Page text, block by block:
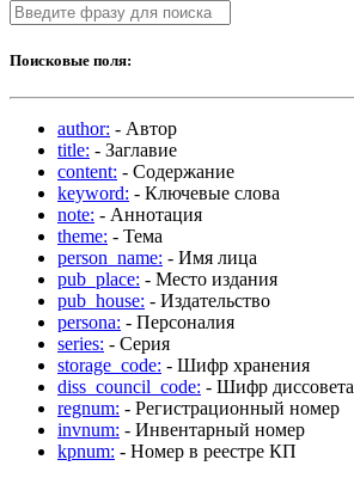
Поисковые поля:
author: - Автор
title: - Заглавие
content: - Содержание
keyword: - Ключевые слова
note: - Аннотация
theme: - Тема
person_name: - Имя лица
pub_place: - Место издания
pub_house: - Издательство
persona: - Персоналия
series: - Серия
storage_code: - Шифр хранения
diss_council_code: - Шифр диссовета
regnum: - Регистрационный номер
invnum: - Инвентарный номер
kpnum: - Номер в реестре КП